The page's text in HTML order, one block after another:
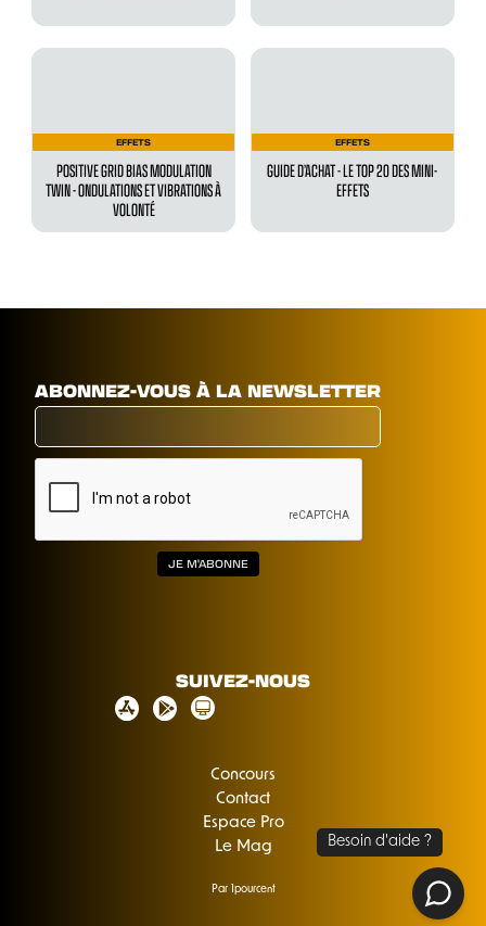
EFFETS
POSITIVE GRID BIAS MODULATION
TWIN - ONDULATIONS ET VIBRATIONS À
VOLONTÉ
EFFETS
GUIDE D’ACHAT - LE TOP 20 DES MINI-
EFFETS
ABONNEZ-VOUS À LA NEWSLETTER
SUIVEZ-NOUS
Concours
Contact
Espace Pro
Le Mag
Par 1pourcent